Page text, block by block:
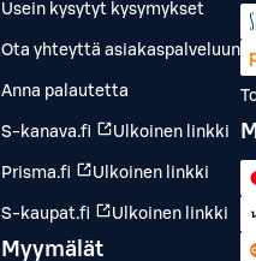
Usein kysytyt kysymykset
Ota yhteyttä asiakaspalveluun
Anna palautetta
S-kanava.fi Ulkoinen linkki
Prisma.fi Ulkoinen linkki
S-kaupat.fi Ulkoinen linkki
Myymälät